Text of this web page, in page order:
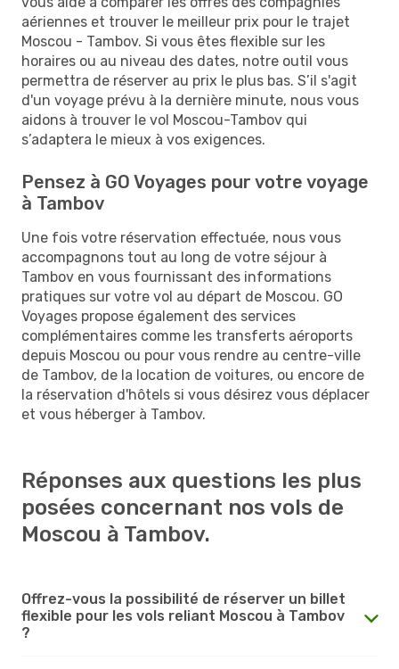
aériennes et trouver le meilleur prix pour le trajet
Moscou - Tambov. Si vous êtes flexible sur les
horaires ou au niveau des dates, notre outil vous
permettra de réserver au prix le plus bas. S’il s'agit
d'un voyage prévu à la dernière minute, nous vous
aidons à trouver le vol Moscou-Tambov qui
s’adaptera le mieux à vos exigences.
Pensez à GO Voyages pour votre voyage
à Tambov
Une fois votre réservation effectuée, nous vous
accompagnons tout au long de votre séjour à
Tambov en vous fournissant des informations
pratiques sur votre vol au départ de Moscou. GO
Voyages propose également des services
complémentaires comme les transferts aéroports
depuis Moscou ou pour vous rendre au centre-ville
de Tambov, de la location de voitures, ou encore de
la réservation d'hôtels si vous désirez vous déplacer
et vous héberger à Tambov.
Réponses aux questions les plus
posées concernant nos vols de
Moscou à Tambov.
Offrez-vous la possibilité de réserver un billet
flexible pour les vols reliant Moscou à Tambov
?